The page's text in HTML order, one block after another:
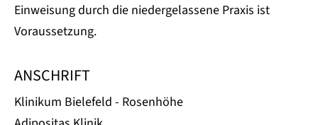
Einweisung durch die niedergelassene Praxis ist
Voraussetzung.
ANSCHRIFT
Klinikum Bielefeld - Rosenhöhe